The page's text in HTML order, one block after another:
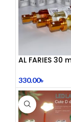
AL FARIES 30
330.00৳